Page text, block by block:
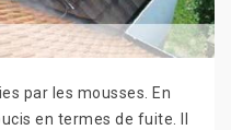
par les mousses. En
en termes de fuite. Il